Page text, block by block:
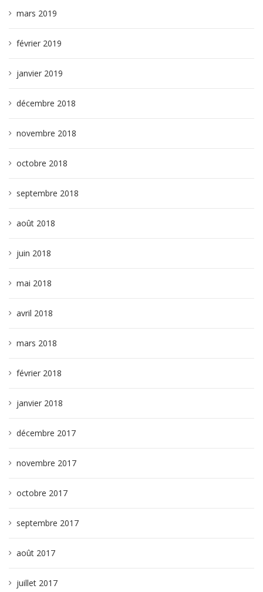
mars 2019
février 2019
janvier 2019
décembre 2018
novembre 2018
octobre 2018
septembre 2018
août 2018
juin 2018
mai 2018
avril 2018
mars 2018
février 2018
janvier 2018
décembre 2017
novembre 2017
octobre 2017
septembre 2017
août 2017
juillet 2017